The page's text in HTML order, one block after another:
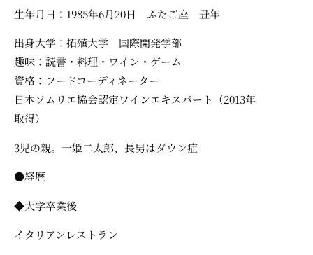
生年月日：1985年6月20日 ふたご座 丑年
出身大学：拓殖大学 国際開発学部
趣味：読書・料理・ワイン・ゲーム
資格：フードコーディネーター
日本ソムリエ協会認定ワインエキスパート（2013年
取得）
3児の親。一姫二太郎、長男はダウン症
●経歴
◆大学卒業後
イタリアンレストラン